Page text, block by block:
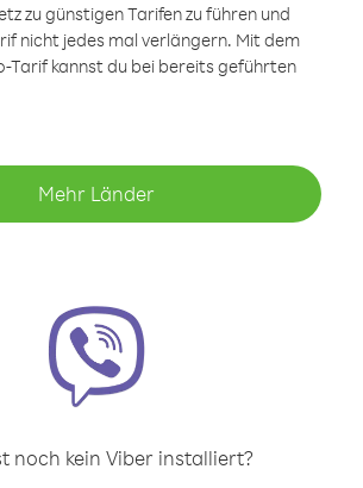
zu günstigen Tarifen zu führen und
nicht jedes mal verlängern. Mit dem
Tarif kannst du bei bereits geführten
Mehr Länder
noch kein Viber installiert?